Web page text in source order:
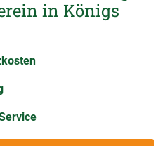
in Königs